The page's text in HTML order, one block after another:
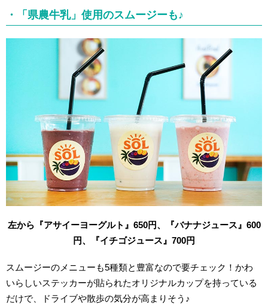
・「県農牛乳」使用のスムージーも♪
左から『アサイーヨーグルト』650円、『バナナジュース』600
円、『イチゴジュース』700円
スムージーのメニューも5種類と豊富なので要チェック！かわ
いらしいステッカーが貼られたオリジナルカップを持っている
だけで、ドライブや散歩の気分が高まりそう♪